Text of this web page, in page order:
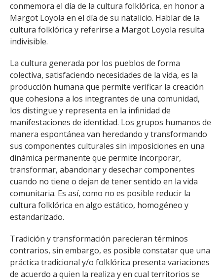
conmemora el día de la cultura folklórica, en honor a
Margot Loyola en el día de su natalicio. Hablar de la
cultura folklórica y referirse a Margot Loyola resulta
indivisible.
La cultura generada por los pueblos de forma
colectiva, satisfaciendo necesidades de la vida, es la
producción humana que permite verificar la creación
que cohesiona a los integrantes de una comunidad,
los distingue y representa en la infinidad de
manifestaciones de identidad. Los grupos humanos de
manera espontánea van heredando y transformando
sus componentes culturales sin imposiciones en una
dinámica permanente que permite incorporar,
transformar, abandonar y desechar componentes
cuando no tiene o dejan de tener sentido en la vida
comunitaria. Es así, como no es posible reducir la
cultura folklórica en algo estático, homogéneo y
estandarizado.
Tradición y transformación parecieran términos
contrarios, sin embargo, es posible constatar que una
práctica tradicional y/o folklórica presenta variaciones
de acuerdo a quien la realiza y en cual territorios se